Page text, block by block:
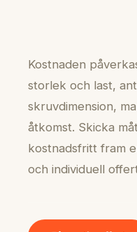
Kostnaden
storlek och last,
skruvdimension,
åtkomst. Skicka
kostnadsfritt fram
och individuell